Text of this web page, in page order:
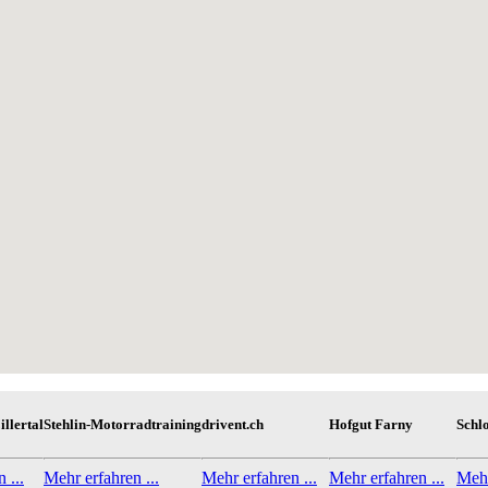
...
Stehlin-Motorradtraining
Mehr erfahren ...
drivent.ch
Mehr erfahren ...
Hofgut Farny
Mehr erfahren ...